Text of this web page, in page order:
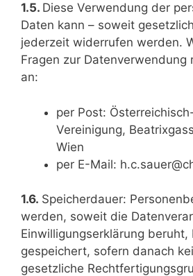
1.5. Diese Verwendung der
Daten kann – soweit
jederzeit widerrufen werden.
Fragen zur Datenverwendung
an:
per Post:
Vereinigung,
Wien
per E-Mail:
1.6. Speicherdauer:
werden, soweit die
Einwilligungserklärung
gespeichert, sofern danach
gesetzliche